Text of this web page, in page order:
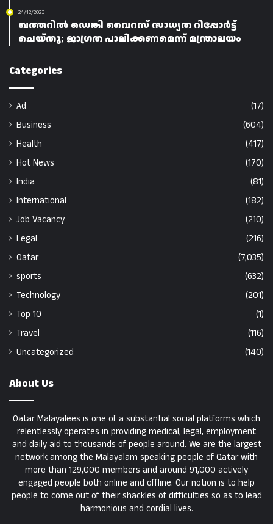
24/12/2023
ഖത്തറിൽ ഡെങ്കി വൈറസ് സാധ്യത റിപ്പോർട്ട്
ചെയ്തു; ജാഗ്രത പാലിക്കണമെന്ന് മന്ത്രാലയം
Categories
Ad
(17)
Business
(604)
Health
(417)
Hot News
(170)
India
(81)
International
(182)
Job Vacancy
(210)
Legal
(216)
Qatar
(7,035)
sports
(632)
Technology
(201)
Top 10
(1)
Travel
(116)
Uncategorized
(140)
About Us
Qatar Malayalees is one of a substantial social platforms which
relentlessly operates in providing medical, legal, employment
and daily aid to thousands of people around. We are the largest
network among the Malayalam speaking people of Qatar with
more than 129,000 members and around 91,000 actively
engaged people both online and offline. Our notion is to help
people to come out of their shackles of difficulties so as to lead
harmonious and cordial lives.